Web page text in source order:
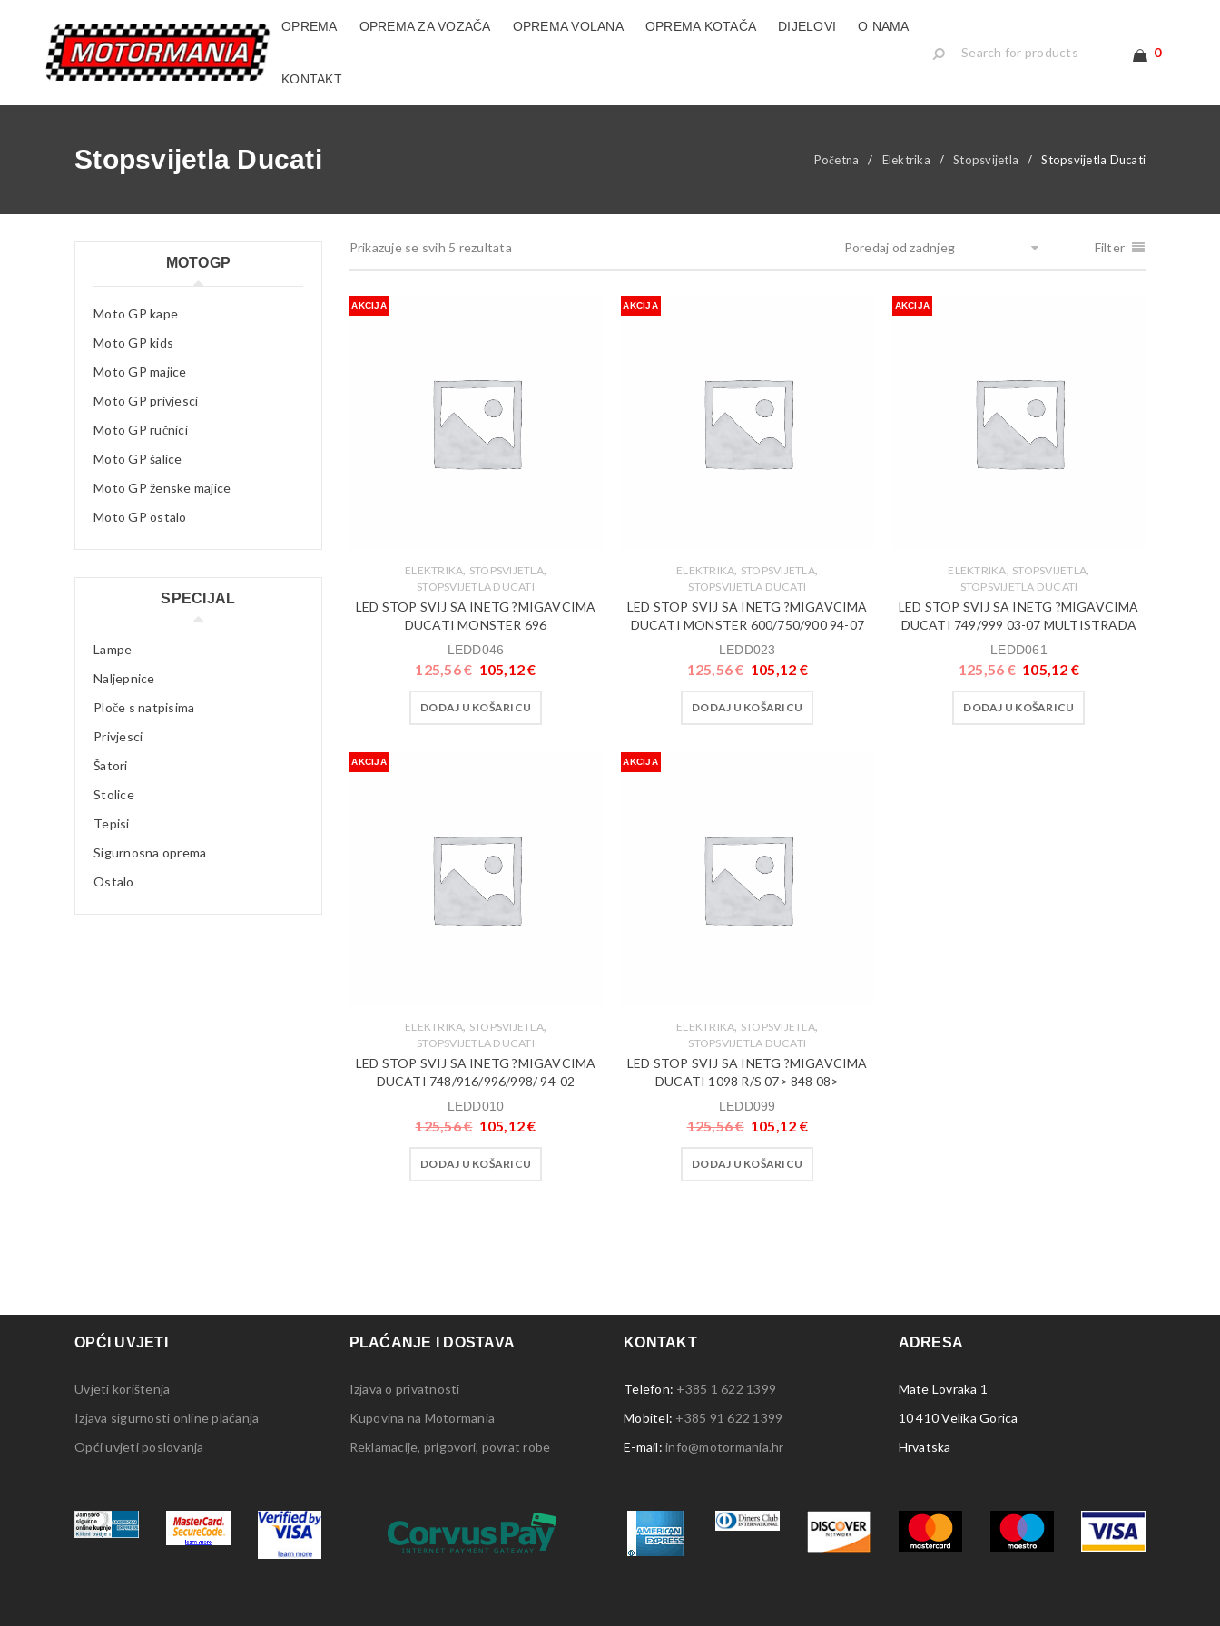
OPREMA OPREMA ZA VOZAČA OPREMA VOLANA OPREMA KOTAČA DIJELOVI O NAMA
KONTAKT
0
Stopsvijetla Ducati Početna / Elektrika / Stopsvijetla / Stopsvijetla Ducati
MOTOGP
Moto GP kape
Moto GP kids
Moto GP majice
Moto GP privjesci
Moto GP ručnici
Moto GP šalice
Moto GP ženske majice
Moto GP ostalo
SPECIJAL
Lampe
Naljepnice
Ploče s natpisima
Privjesci
Šatori
Stolice
Tepisi
Sigurnosna oprema
Ostalo
Prikazuje se svih 5 rezultata Filter
Poredaj od zadnjeg
AKCIJA
ELEKTRIKA, STOPSVIJETLA,
STOPSVIJETLA DUCATI
LED STOP SVIJ SA INETG ?MIGAVCIMA
DUCATI MONSTER 696
LEDD046
125,56€ 105,12€
DODAJ U KOŠARICU
AKCIJA
ELEKTRIKA, STOPSVIJETLA,
STOPSVIJETLA DUCATI
LED STOP SVIJ SA INETG ?MIGAVCIMA
DUCATI MONSTER 600/750/900 94-07
LEDD023
125,56€ 105,12 €
DODAJ U KOŠARICU
AKCIJA
ELEKTRIKA, STOPSVIJETLA,
STOPSVIJETLA DUCATI
LED STOP SVIJ SA INETG ?MIGAVCIMA
DUCATI 749/999 03-07 MULTISTRADA
LEDD061
125,56€ 105,12 €
DODAJ U KOŠARICU
AKCIJA
ELEKTRIKA, STOPSVIJETLA,
STOPSVIJETLA DUCATI
LED STOP SVIJ SA INETG ?MIGAVCIMA
DUCATI 748/916/996/998/ 94-02
LEDD010
125,56€ 105,12€
DODAJ U KOŠARICU
AKCIJA
ELEKTRIKA, STOPSVIJETLA,
STOPSVIJETLA DUCATI
LED STOP SVIJ SA INETG ?MIGAVCIMA
DUCATI 1098 R/S 07> 848 08>
LEDD099
125,56€ 105,12 €
DODAJ U KOŠARICU
OPĆI UVJETI
Uvjeti korištenja
Izjava sigurnosti online plaćanja
Opći uvjeti poslovanja
PLAĆANJE I DOSTAVA
Izjava o privatnosti
Kupovina na Motormania
Reklamacije, prigovori, povrat robe
KONTAKT
Telefon: +385 1 622 1399
Mobitel: +385 91 622 1399
E-mail: info@motormania.hr
ADRESA
Mate Lovraka 1
10 410 Velika Gorica
Hrvatska